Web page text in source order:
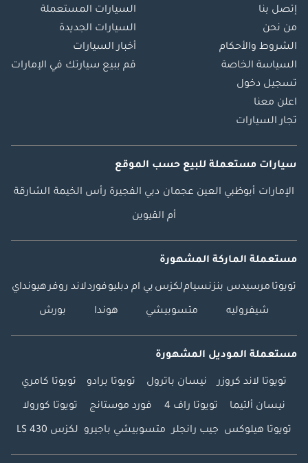
إتصل بنا
من نحن
الشروط والأحكام
السياسة الخاصة
تسجيل دخول
اعلن معنا
تجار السيارات
السيارات المستعملة
السيارات الجديدة
أخبار السيارات
قم ببيع سيارتك في الإمارات
سيارات مستعملة للبيع حسب الموقع
الإمارات أبوظبي العين عجمان دبي الفجيرة رأس الخيمة الشارقة
أم القيوين
مستعملة الماركة المشهورة
تويوتا مرسيدس بنزنسياملكزس بي ام دبليوفوردلاند روفرهيونداي
شيفروليه متسوبيشي هوندا بورش
مستعملة الموديل المشهورة
تويوتا لاند كروزر نيسان باترول تويوتا برادو تويوتا كامري
نيسان ألتيما تويوتا راف 4 فورد موستانج تويوتا كورولا
تويوتا هيلوكس جيب رانجلر متسوبيشي باجيرو لكزس LS 430